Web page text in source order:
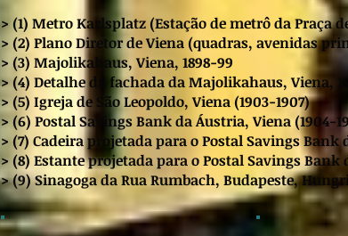
> (1) Metro Karlsplatz (Estação de metrô da Praça
> (2) Plano Diretor de Viena (quadras, avenidas
> (3) Majolikahaus, Viena, 1898-99
> (4) Detalhe da fachada da Majolikahaus, Viena,
> (5) Igreja de São Leopoldo, Viena (1903-1907)
> (6) Postal Savings Bank da Áustria, Viena (1904-
> (7) Cadeira projetada para o Postal Savings Bank
> (8) Estante projetada para o Postal Savings Bank
> (9) Sinagoga da Rua Rumbach, Budapeste,